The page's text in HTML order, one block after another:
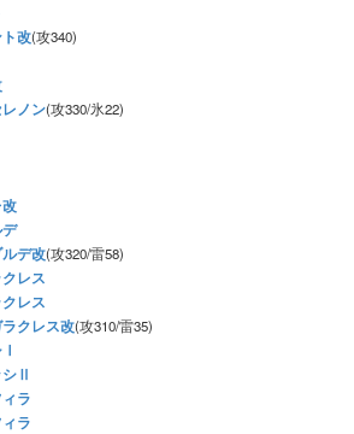
改(攻340)
ノン(攻330/氷22)
デ改(攻320/雷58)
レス
レス
クレス改(攻310/雷35)
シⅡ
ラ
ラ